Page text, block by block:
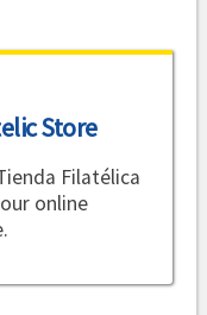
Store
Filatélica
online